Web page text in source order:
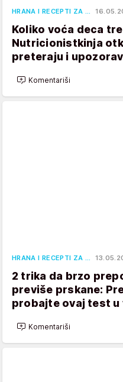
HRANA I RECEPTI ZA …
Koliko voća deca
Nutricionistkinja
preteraju i
Komentariši
HRANA I RECEPTI ZA …
2 trika da brzo
previše prskane:
probajte ovaj test u
Komentariši